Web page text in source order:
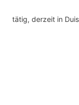
tätig, derzeit in